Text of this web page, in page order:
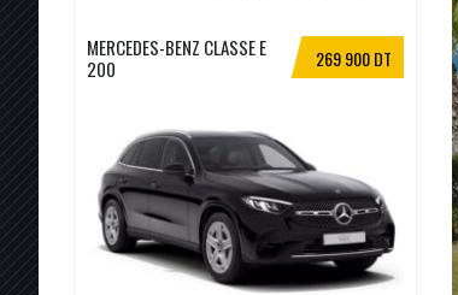
269 900 DT
MERCEDES-BENZ CLASSE E
200